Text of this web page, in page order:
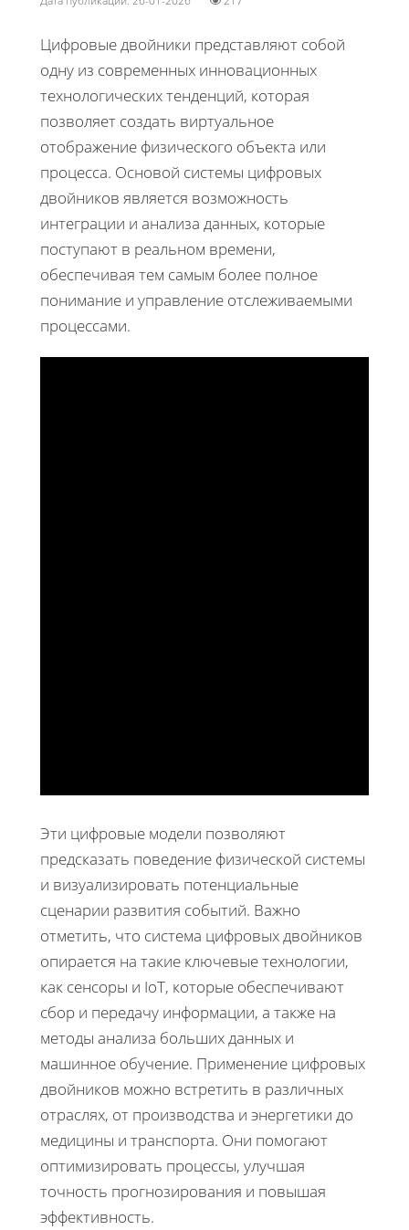
Цифровые двойники представляют собой
одну из современных инновационных
технологических тенденций, которая
позволяет создать виртуальное
отображение физического объекта или
процесса. Основой системы цифровых
двойников является возможность
интеграции и анализа данных, которые
поступают в реальном времени,
обеспечивая тем самым более полное
понимание и управление отслеживаемыми
процессами.
Эти цифровые модели позволяют
предсказать поведение физической системы
и визуализировать потенциальные
сценарии развития событий. Важно
отметить, что система цифровых двойников
опирается на такие ключевые технологии,
как сенсоры и IoT, которые обеспечивают
сбор и передачу информации, а также на
методы анализа больших данных и
машинное обучение. Применение цифровых
двойников можно встретить в различных
отраслях, от производства и энергетики до
медицины и транспорта. Они помогают
оптимизировать процессы, улучшая
точность прогнозирования и повышая
эффективность.